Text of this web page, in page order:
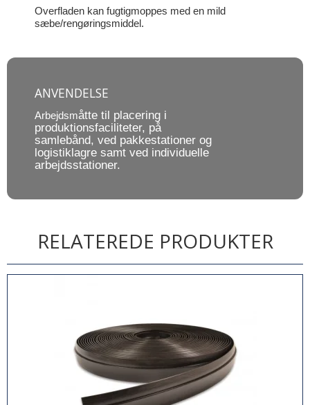
Overfladen kan fugtigmoppes med en mild
sæbe/rengøringsmiddel.
ANVENDELSE
Arbejdsmåtte til placering i
produktionsfaciliteter, på
samlebånd, ved pakkestationer og
logistiklagre samt ved individuelle
arbejdsstationer.
RELATEREDE PRODUKTER